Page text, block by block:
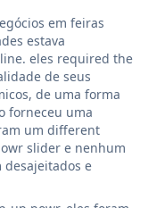
em feiras
estava
eles required the
de seus
de uma forma
forneceu uma
um different
slider e nenhum
desajeitados e